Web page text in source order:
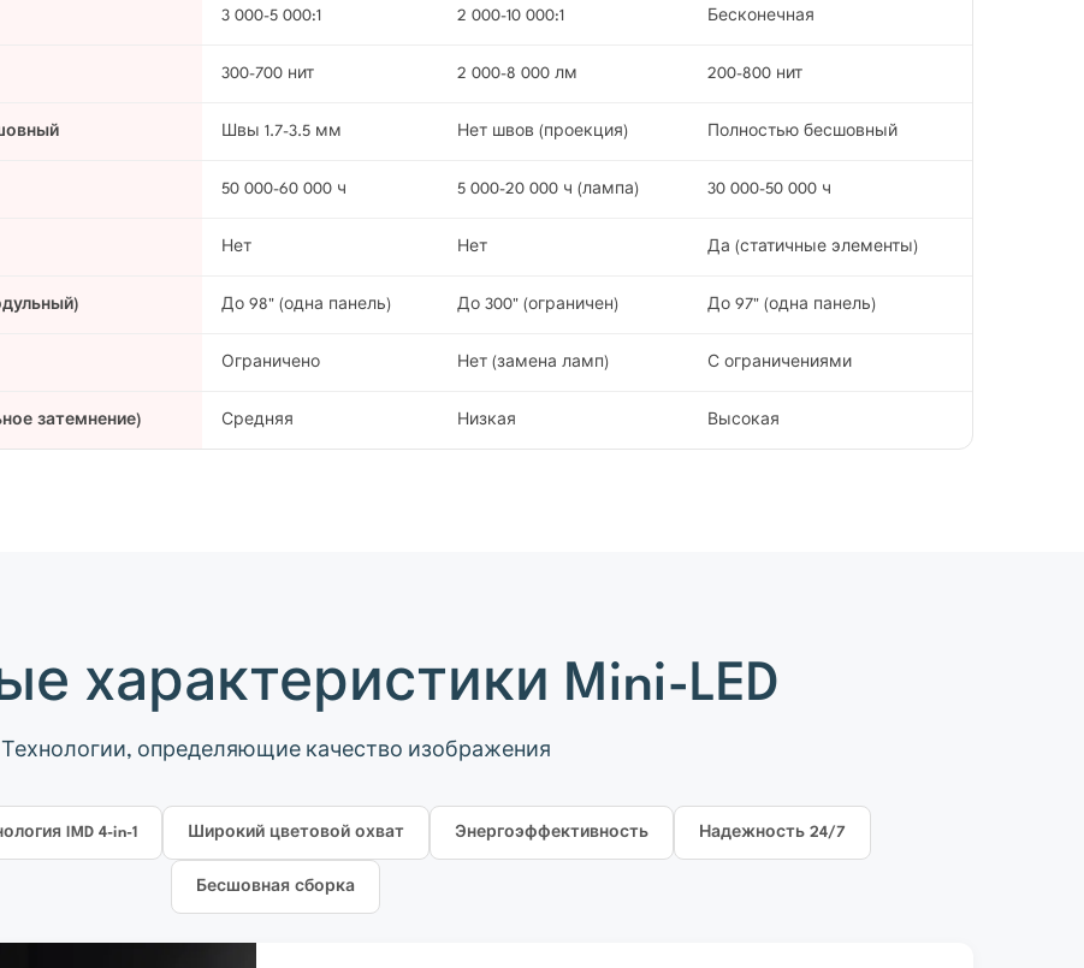
3 000-5 000:1 2 000-10 000:1 Бесконечная
300-700 нит 2 000-8 000 лм 200-800 нит
Швы 1.7-3.5 мм Нет швов (проекция) Полностью бесшовный
50 000-60 000 ч 5 000-20 000 ч (лампа) 30 000-50 000 ч
Нет Нет Да (статичные элементы)
До 98" (одна панель) До 300" (ограничен) До 97" (одна панель)
Ограничено Нет (замена ламп) С ограничениями
затемнение) Средняя Низкая Высокая
характеристики Mini-LED
Технологии, определяющие качество изображения
IMD 4-in-1 Широкий цветовой охват Энергоэффективность Надежность 24/7
Бесшовная сборка